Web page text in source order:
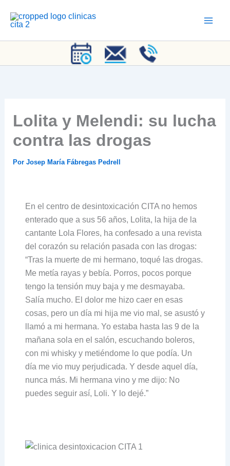
Lolita y Melendi: su lucha
contra las drogas
Por Josep María Fábregas Pedrell
En el centro de desintoxicación CITA no hemos
enterado que a sus 56 años, Lolita, la hija de la
cantante Lola Flores, ha confesado a una revista
del corazón su relación pasada con las drogas:
“Tras la muerte de mi hermano, toqué las drogas.
Me metía rayas y bebía. Porros, pocos porque
tengo la tensión muy baja y me desmayaba.
Salía mucho. El dolor me hizo caer en esas
cosas, pero un día mi hija me vio mal, se asustó y
llamó a mi hermana. Yo estaba hasta las 9 de la
mañana sola en el salón, escuchando boleros,
con mi whisky y metiéndome lo que podía. Un
día me vio muy perjudicada. Y desde aquel día,
nunca más. Mi hermana vino y me dijo: No
puedes seguir así, Loli. Y lo dejé.”